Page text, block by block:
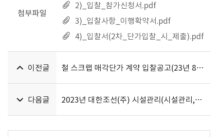
첨부파일
2)_입찰_참가신청서.pdf
3)_입찰사항_이행확약서.pdf
4)_입찰서(2차_단가입찰_시_제출).pdf
이전글 철 스크랩 매각단가 계약 입찰공고(23년 8월~24년1월)
다음글 2023년 대한조선(주) 시설관리(시설관리,청소) 용역 계약 입찰공고문